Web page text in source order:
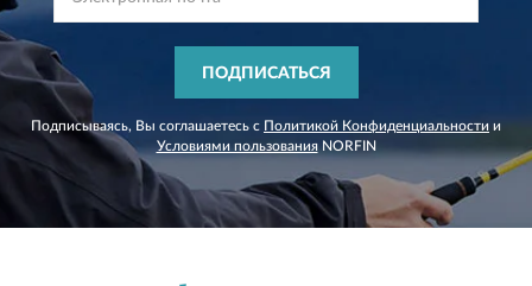
ПОДПИСАТЬСЯ
Подписываясь, Вы соглашаетесь с Политикой Конфиденциальности и
Условиями пользованияNORFIN